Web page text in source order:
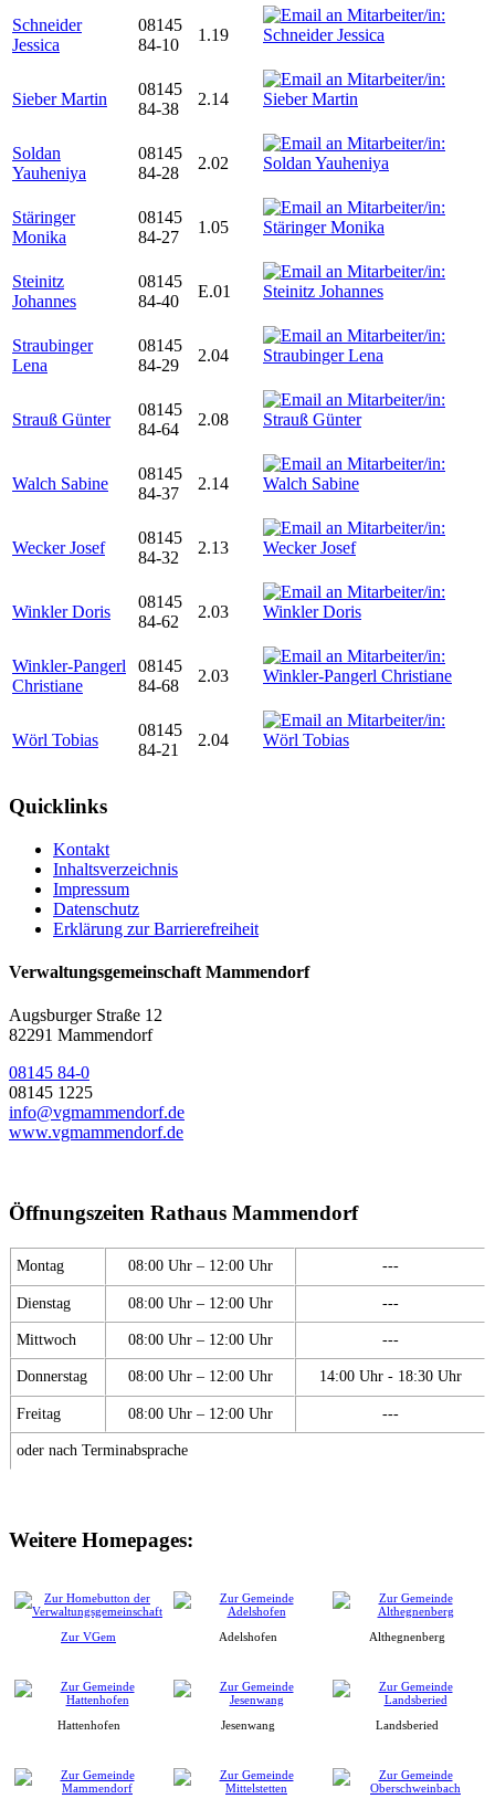
Schneider
Jessica
08145
84-10
1.19
Sieber Martin
08145
84-38
2.14
Soldan
Yauheniya
08145
84-28
2.02
Stäringer
Monika
08145
84-27
1.05
Steinitz
Johannes
08145
84-40
E.01
Straubinger
Lena
08145
84-29
2.04
Strauß Günter
08145
84-64
2.08
Walch Sabine
08145
84-37
2.14
Wecker Josef
08145
84-32
2.13
Winkler Doris
08145
84-62
2.03
Winkler-Pangerl
Christiane
08145
84-68
2.03
Wörl Tobias
08145
84-21
2.04
Quicklinks
Kontakt
Inhaltsverzeichnis
Impressum
Datenschutz
Erklärung zur Barrierefreiheit
Verwaltungsgemeinschaft Mammendorf
Augsburger Straße 12
82291 Mammendorf
08145 84-0
08145 1225
info@vgmammendorf.de
www.vgmammendorf.de
Öffnungszeiten Rathaus Mammendorf
Montag 08:00 Uhr – 12:00 Uhr ---
Dienstag 08:00 Uhr – 12:00 Uhr ---
Mittwoch 08:00 Uhr – 12:00 Uhr ---
Donnerstag 08:00 Uhr – 12:00 Uhr 14:00 Uhr - 18:30 Uhr
Freitag 08:00 Uhr – 12:00 Uhr ---
oder nach Terminabsprache
Weitere Homepages:
Zur VGem Adelshofen Althegnenberg
Hattenhofen Jesenwang Landsberied